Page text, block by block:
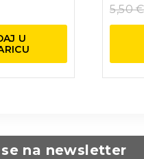
U
5,50€
na newsletter